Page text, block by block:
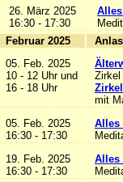
26. März 2025
16:30 - 17:30
Februar 2025
05. Feb. 2025
10 - 12 Uhr und
16 - 18 Uhr
Zirkel
mit
05. Feb. 2025
16:30 - 17:30
Alles
19. Feb. 2025
16:30 - 17:30
Alles